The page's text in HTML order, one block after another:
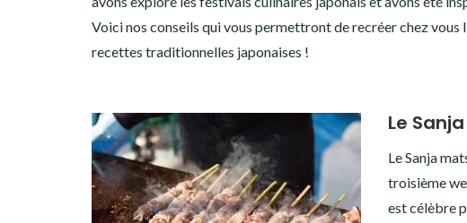
Voici nos conseils qui vous permettront de recréer chez vous
recettes traditionnelles japonaises !
Le
Le Sanja
troisième
est célèbre